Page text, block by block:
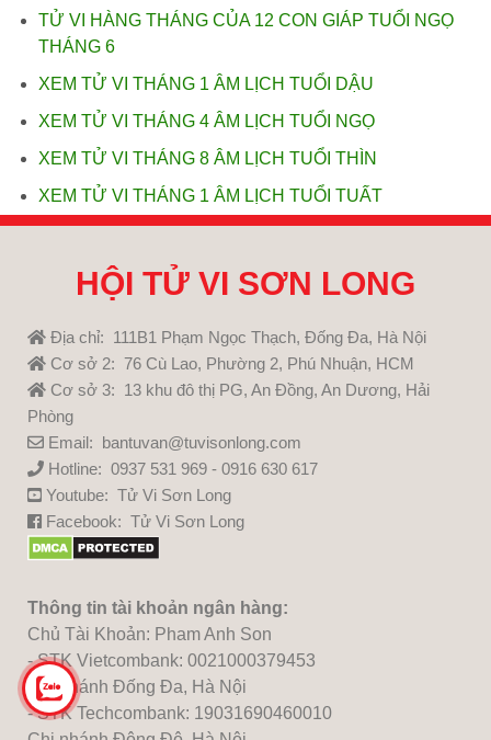
TỬ VI HÀNG THÁNG CỦA 12 CON GIÁP TUỔI NGỌ
THÁNG 6
XEM TỬ VI THÁNG 1 ÂM LỊCH TUỔI DẬU
XEM TỬ VI THÁNG 4 ÂM LỊCH TUỔI NGỌ
XEM TỬ VI THÁNG 8 ÂM LỊCH TUỔI THÌN
XEM TỬ VI THÁNG 1 ÂM LỊCH TUỔI TUẤT
HỘI TỬ VI SƠN LONG
Địa chỉ: 111B1 Phạm Ngọc Thạch, Đống Đa, Hà Nội
Cơ sở 2: 76 Cù Lao, Phường 2, Phú Nhuận, HCM
Cơ sở 3: 13 khu đô thị PG, An Đồng, An Dương, Hải
Phòng
Email: bantuvan@tuvisonlong.com
Hotline: 0937 531 969 - 0916 630 617
Youtube: Tử Vi Sơn Long
Facebook: Tử Vi Sơn Long
Thông tin tài khoản ngân hàng:
Chủ Tài Khoản: Pham Anh Son
- STK Vietcombank: 0021000379453
Chi nhánh Đống Đa, Hà Nội
- STK Techcombank: 19031690460010